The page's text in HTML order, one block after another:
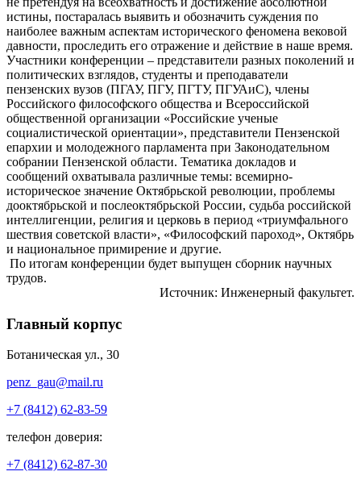
истины, постаралась выявить и обозначить суждения по
наиболее важным аспектам исторического феномена вековой
давности, проследить его отражение и действие в наше время.
Участники конференции – представители разных поколений и
политических взглядов, студенты и преподаватели
пензенских вузов (ПГАУ, ПГУ, ПГТУ, ПГУАиС), члены
Российского философского общества и Всероссийской
общественной организации «Российские ученые
социалистической ориентации», представители Пензенской
епархии и молодежного парламента при Законодательном
собрании Пензенской области. Тематика докладов и
сообщений охватывала различные темы: всемирно-
историческое значение Октябрьской революции, проблемы
дооктябрьской и послеоктябрьской России, судьба российской
интеллигенции, религия и церковь в период «триумфального
шествия советской власти», «Философский пароход», Октябрь
и национальное примирение и другие.
По итогам конференции будет выпущен сборник научных
трудов.
Источник: Инженерный факультет.
Главный корпус
Ботаническая ул., 30
penz_gau@mail.ru
+7 (8412) 62-83-59
телефон доверия:
+7 (8412) 62-87-30